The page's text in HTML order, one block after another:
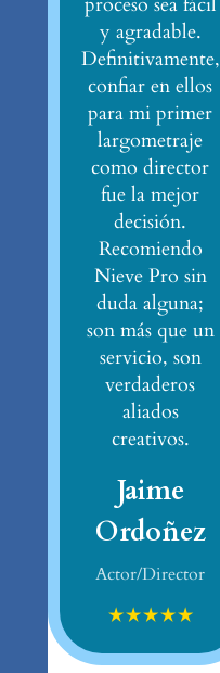
y agradable.
Definitivamente,
confiar en ellos
para mi primer
largometraje
como director
fue la mejor
decisión.
Recomiendo
Nieve Pro sin
duda alguna;
son más que un
servicio, son
verdaderos
aliados
creativos.
Jaime
Ordoñez
Actor/Director
★★★★★